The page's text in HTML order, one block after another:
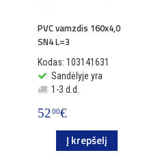
PVC vamzdis 160x4,0
SN4 L=3
Kodas: 103141631
Sandėlyje yra
1-3 d.d.
5200€
Į krepšelį